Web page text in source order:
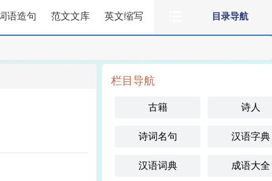
目录导航
语造句 范文文库 英文缩写
栏目导航
古籍 诗人
诗词名句 汉语字典
汉语词典 成语大全